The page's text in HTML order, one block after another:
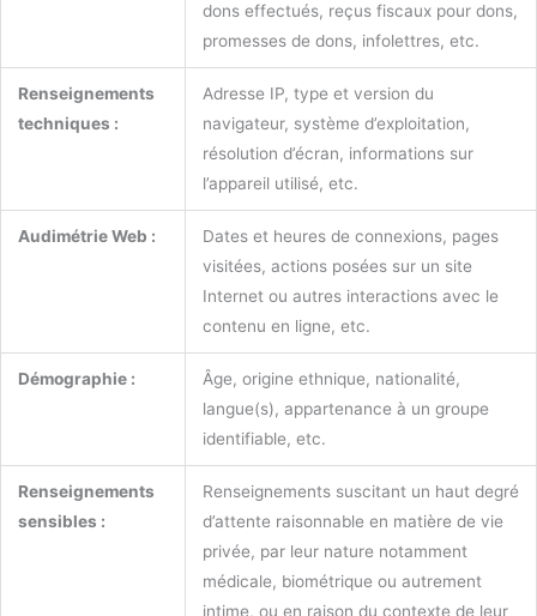
dons effectués, reçus fiscaux pour dons,
promesses de dons, infolettres, etc.
Renseignements
techniques :
Adresse IP, type et version du
navigateur, système d’exploitation,
résolution d’écran, informations sur
l’appareil utilisé, etc.
Audimétrie Web :
Dates et heures de connexions, pages
visitées, actions posées sur un site
Internet ou autres interactions avec le
contenu en ligne, etc.
Démographie :
Âge, origine ethnique, nationalité,
langue(s), appartenance à un groupe
identifiable, etc.
Renseignements
sensibles :
Renseignements suscitant un haut degré
d’attente raisonnable en matière de vie
privée, par leur nature notamment
médicale, biométrique ou autrement
intime, ou en raison du contexte de leur